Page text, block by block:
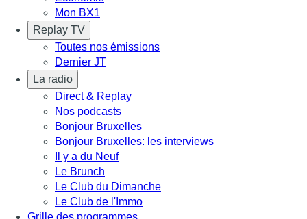
Mon BX1
Replay TV
Toutes nos émissions
Dernier JT
La radio
Direct & Replay
Nos podcasts
Bonjour Bruxelles
Bonjour Bruxelles: les interviews
Il y a du Neuf
Le Brunch
Le Club du Dimanche
Le Club de l'Immo
Grille des programmes